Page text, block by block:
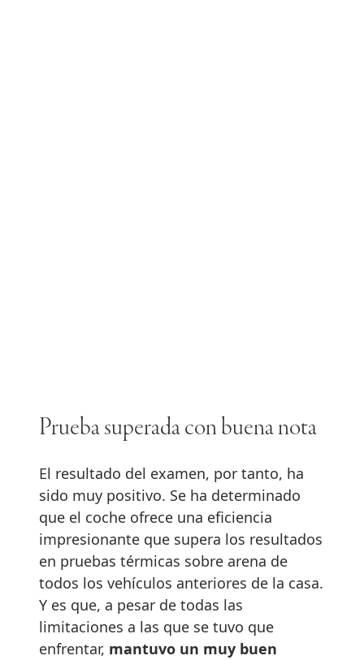
Prueba superada con buena nota
El resultado del examen, por tanto, ha
sido muy positivo. Se ha determinado
que el coche ofrece una eficiencia
impresionante que supera los resultados
en pruebas térmicas sobre arena de
todos los vehículos anteriores de la casa.
Y es que, a pesar de todas las
limitaciones a las que se tuvo que
enfrentar, mantuvo un muy buen